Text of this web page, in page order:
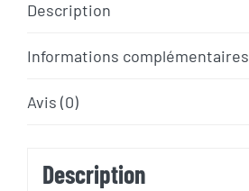
CONWAY
ST4
Description
Informations complémentaires
Avis (0)
Description